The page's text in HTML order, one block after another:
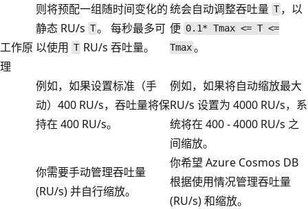
工作原
理
则将预配一组随时间变化的
静态 RU/s T。 每秒最多可
以使用 T RU/s 吞吐量。
例如，如果设置标准（手
动）400 RU/s，吞吐量将保
持在 400 RU/s。
统会自动调整吞吐量 T ，以
便 0.1* Tmax <= T <=
Tmax。
例如，如果将自动缩放最大
RU/s 设置为 4000 RU/s，系
统将在 400 - 4000 RU/s 之
间缩放。
你需要手动管理吞吐量
(RU/s) 并自行缩放。
你希望 Azure Cosmos DB
根据使用情况管理吞吐量
(RU/s) 和缩放。